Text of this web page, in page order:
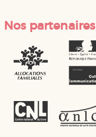
Nos partenaires